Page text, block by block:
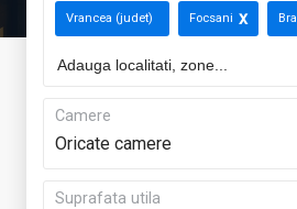
Vrancea (judet) Focsani
Camere
Oricate camere
Suprafata utila